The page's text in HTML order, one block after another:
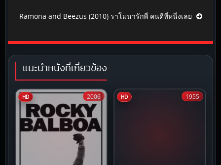
Ramona and Beezus (2010) ราโมนารักพี่ คนดีที่หนึ่งเลย
แนะนำหนังที่เกี่ยวข้อง
HD 2006 HD 1955